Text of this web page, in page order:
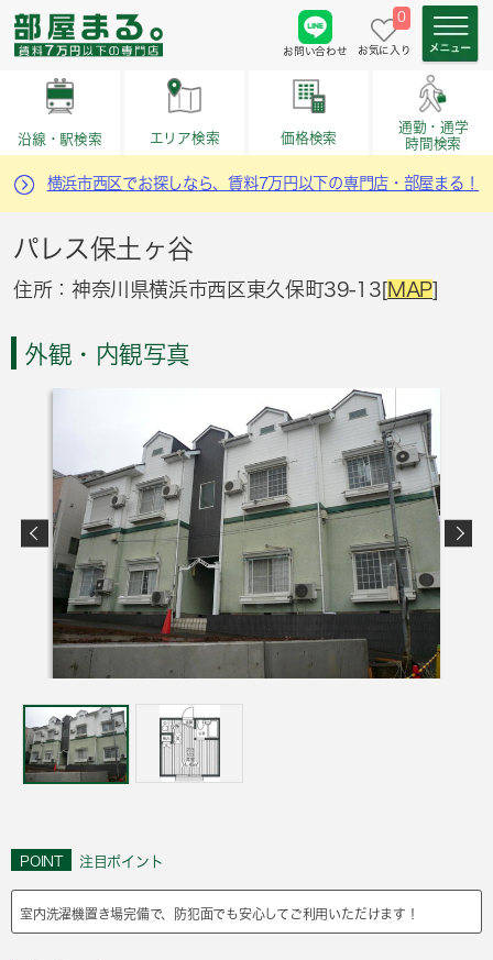
お問い合わせ
0
お気に入り
沿線・駅検索 エリア検索 価格検索
通勤・通学
時間検索
横浜市西区でお探しなら、賃料7万円以下の専門店・部屋まる！
パレス保土ヶ谷
住所：神奈川県横浜市西区東久保町39-13[MAP]
外観・内観写真
POINT 注目ポイント
室内洗濯機置き場完備で、防犯面でも安心してご利用いただけます！